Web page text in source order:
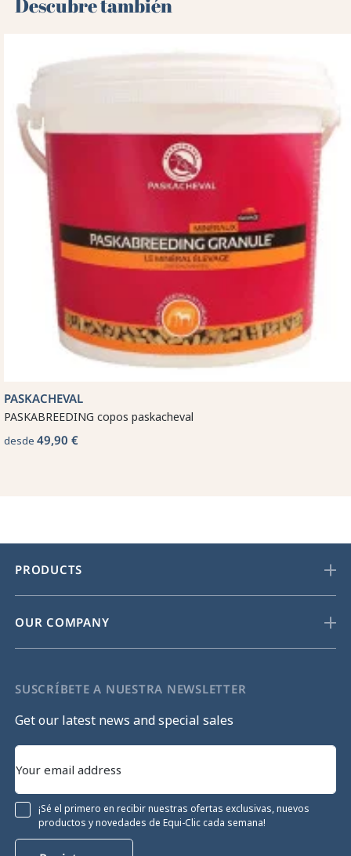
Descubre también 🌻
PASKACHEVAL
PASKABREEDING copos paskacheval
desde 49,90 €
PRODUCTS
OUR COMPANY
SUSCRÍBETE A NUESTRA NEWSLETTER
Get our latest news and special sales
¡Sé el primero en recibir nuestras ofertas exclusivas, nuevos
productos y novedades de Equi-Clic cada semana!